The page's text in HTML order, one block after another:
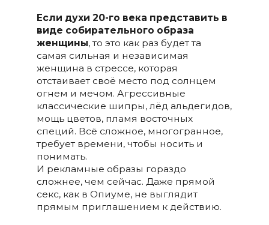
Если духи 20-го века представить в
виде собирательного образа
женщины, то это как раз будет та
самая сильная и независимая
женщина в стрессе, которая
отстаивает своё место под солнцем
огнем и мечом. Агрессивные
классические шипры, лёд альдегидов,
мощь цветов, пламя восточных
специй. Всё сложное, многогранное,
требует времени, чтобы носить и
понимать.
И рекламные образы гораздо
сложнее, чем сейчас. Даже прямой
секс, как в Опиуме, не выглядит
прямым приглашением к действию.